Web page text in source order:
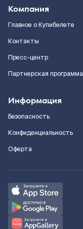
Компания
Главное о Купибилете
Контакты
Пресс-центр
Партнерская программа
Информация
Безопасность
Конфиденциальность
Оферта